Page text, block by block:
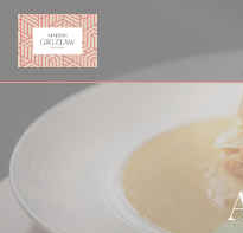
Personnalisation de vos choix